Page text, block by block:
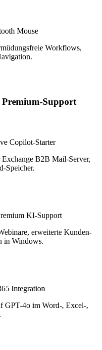
Mouse
Workflows,
Support
Copilot-Starter
B2B Mail-Server,
Speicher.
KI-Support
erweiterte Kunden-
in Windows.
Integration
GPT-4o im Word-, Excel-,